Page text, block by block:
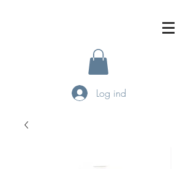
Log ind